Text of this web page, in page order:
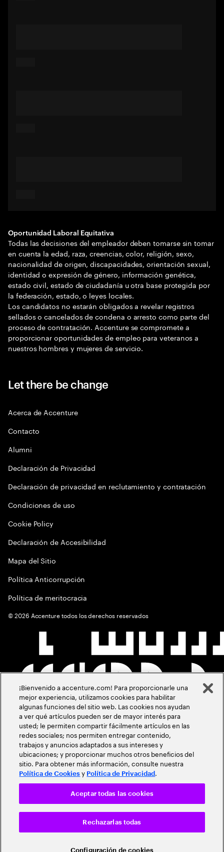
Oportunidad Laboral Equitativa
Todas las decisiones del empleador deben tomarse sin tomar
en cuenta la edad, raza, creencias, color, religión, sexo,
nacionalidad de origen, discapacidades, orientación sexual,
identidad o expresión de género, información genética,
estado civil, estado de ciudadanía u otra base protegida por
la federación, estado, o leyes locales.
Los candidatos no estarán obligados a revelar registros
sellados o cancelados de condena o arresto como parte del
proceso de contratación. Accenture se compromete a
proporcionar oportunidades de empleo para veteranos a
nuestros hombres y mujeres de servicio.
Let there be change
Acerca de Accenture
Contacto
Alumni
Declaración de Privacidad
Declaración de privacidad en reclutamiento y contratación
Condiciones de uso
Cookie Policy
Declaración de Accesibilidad
Mapa del Sitio
Política Anticorrupción
Política de meritocracia
©2026 Accenture todos los derechos reservados
¡Bienvenido a accenture.com! Para proporcionarle una
mejor experiencia, utilizamos cookies para habilitar
algunas funciones del sitio web. Las cookies nos ayudan
a ver qué artículos pueden ser de mayor interés para
usted; le permiten compartir fácilmente artículos en las
redes sociales; nos permiten entregar contenido,
trabajos y anuncios adaptados a sus intereses y
ubicaciones; y proporcionar muchos otros beneficios del
sitio. Para obtener más información, consulte nuestra
Política de Cookies y Política de Privacidad .
Configuración de cookies
Rechazarlas todas
Aceptar todas las cookies